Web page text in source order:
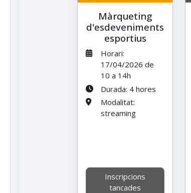
Màrqueting
d'esdeveniments
esportius
Horari:
17/04/2026 de
10 a 14h
Durada: 4 hores
Modalitat:
streaming
Inscripcions
tancades